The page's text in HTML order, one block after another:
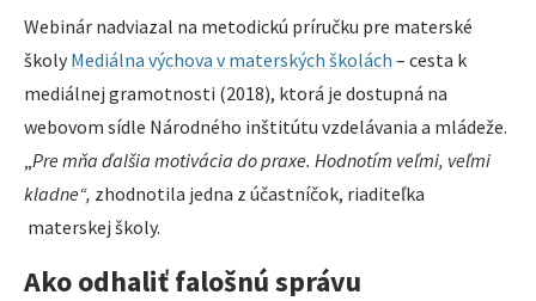
Webinár nadviazal na metodickú príručku pre materské
školy Mediálna výchova v materských školách – cesta k
mediálnej gramotnosti (2018), ktorá je dostupná na
webovom sídle Národného inštitútu vzdelávania a mládeže.
Pre mňa ďalšia motivácia do praxe. Hodnotím veľmi, veľmi
kladne“, zhodnotila jedna z účastníčok, riaditeľka
materskej školy.
Ako odhaliť falošnú správu